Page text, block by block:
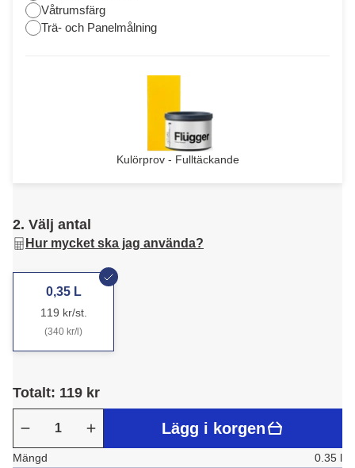
Våtrumsfärg
Trä- och Panelmålning
Kulörprov - Fulltäckande
2. Välj antal
Hur mycket ska jag använda?
0,35 L
119 kr/st.
(340 kr/l)
Totalt: 119 kr
Lägg i korgen
Mängd
0.35 l